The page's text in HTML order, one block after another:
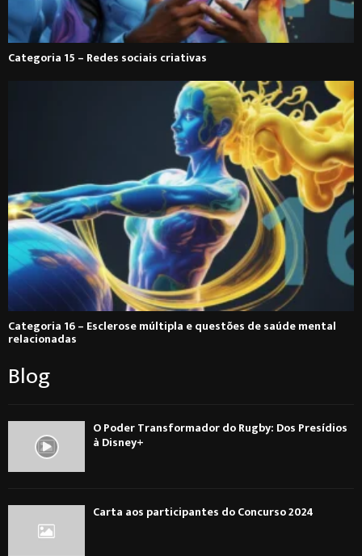
Categoria 15 – Redes sociais criativas
Categoria 16 – Esclerose múltipla e questões de saúde mental
relacionadas
Blog
O Poder Transformador do Rugby: Dos Presídios
à Disney+
Carta aos participantes do Concurso 2024